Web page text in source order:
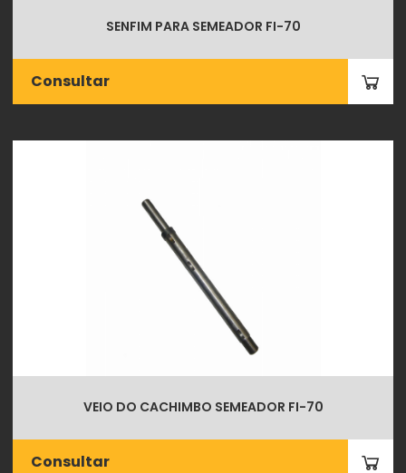
SENFIM PARA SEMEADOR FI-70
Consultar
VEIO DO CACHIMBO SEMEADOR FI-70
Consultar